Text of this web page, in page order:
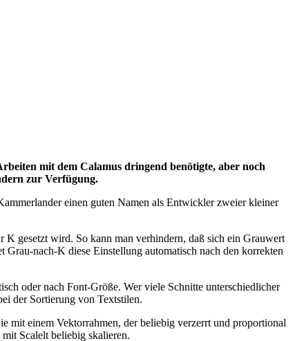
mit dem Calamus dringend benötigte, aber noch
zur Verfügung.
einen guten Namen als Entwickler zweier kleiner
gesetzt wird. So kann man verhindern, daß sich ein Grauwert
nach-K diese Einstellung automatisch nach den korrekten
oder nach Font-Größe. Wer viele Schnitte unterschiedlicher
der Sortierung von Textstilen.
mit einem Vektorrahmen, der beliebig verzerrt und proportional
Scalelt beliebig skalieren.